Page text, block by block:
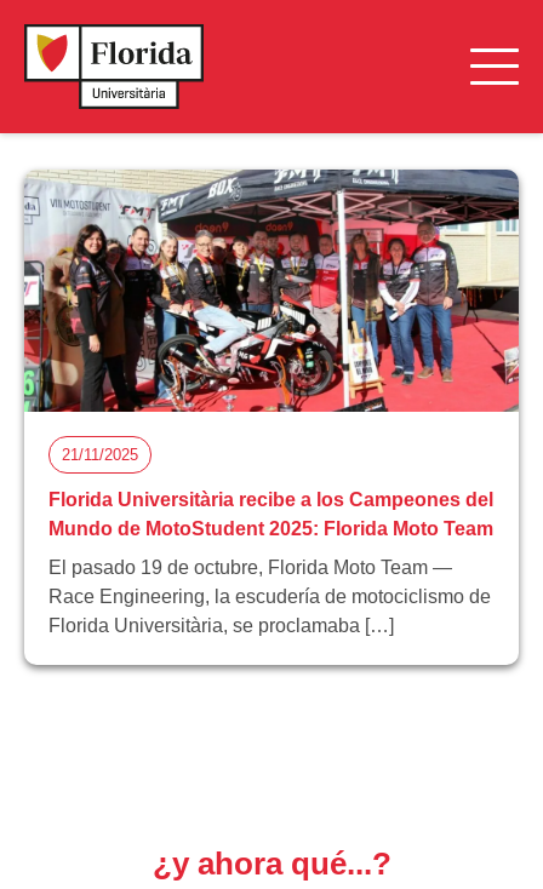
21/11/2025
Florida Universitària recibe a los Campeones del
Mundo de MotoStudent 2025: Florida Moto Team
El pasado 19 de octubre, Florida Moto Team —
Race Engineering, la escudería de motociclismo de
Florida Universitària, se proclamaba […]
¿y ahora qué...?